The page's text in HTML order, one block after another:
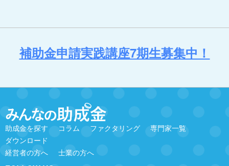
補助金申請実践講座7期生募集中！
助成金を探す コラム ファクタリング
専門家一覧
ダウンロード
経営者の方へ
士業の方へ